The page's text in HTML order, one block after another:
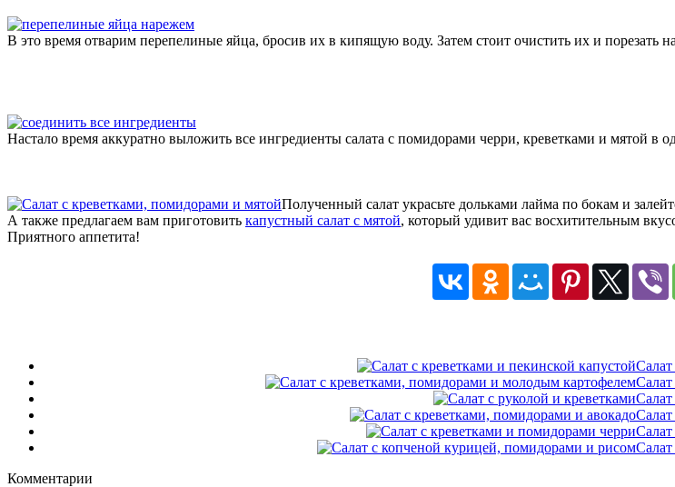
В это время отварим перепелиные яйца, бросив их в кипящую воду. Затем стоит очистить их и
Настало время аккуратно выложить все ингредиенты салата с помидорами черри, креветками и мятой в
Полученный салат украсьте дольками лайма по бокам и
А также предлагаем вам приготовить капустный салат с мятой, который удивит вас восхитительным
Приятного аппетита!
Комментарии